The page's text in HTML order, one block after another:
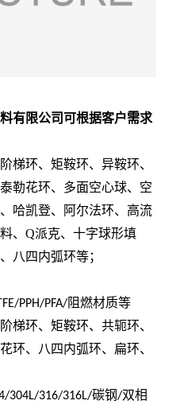
有限公司可根据客户需求
梯环、矩鞍环、异鞍环、
勒花环、多面空心球、空
哈凯登、阿尔法环、高流
、Q派克、十字球形填
八四内弧环等；
PPH/PFA/阻燃材质等
梯环、矩鞍环、共轭环、
环、八四内弧环、扁环、
304L/316/316L/碳钢/双相